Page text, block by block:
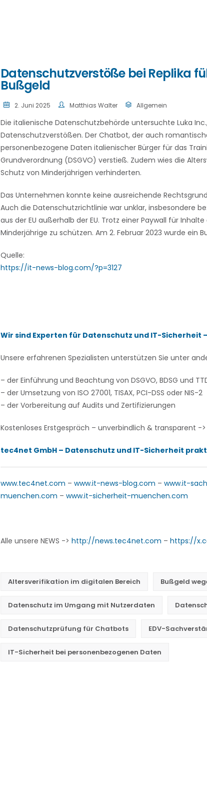
Datenschutzverstöße bei Replika
Bußgeld
2. Juni 2025 Matthias Walter Allgemein
Die italienische Datenschutzbehörde untersuchte Luka
Datenschutzverstößen. Der Chatbot, der auch
personenbezogene Daten italienischer Bürger für das
Grundverordnung (DSGVO) verstieß. Zudem wies die
Schutz von Minderjährigen verhinderten.
Das Unternehmen konnte keine ausreichende
Auch die Datenschutzrichtlinie war unklar, insbesondere
aus der EU außerhalb der EU. Trotz einer Paywall für
Minderjährige zu schützen. Am 2. Februar 2023 wurde ein
Quelle:
https://it-news-blog.com/?p=3127
Wir sind Experten für Datenschutz und IT-Sicherheit
Unsere erfahrenen Spezialisten unterstützen Sie unter
– der Einführung und Beachtung von DSGVO, BDSG und
– der Umsetzung von ISO 27001, TISAX, PCI-DSS oder NIS-2
– der Vorbereitung auf Audits und Zertifizierungen
Kostenloses Erstgespräch – unverbindlich & transparent ->
tec4net GmbH – Datenschutz und IT-Sicherheit
www.tec4net.com – www.it-news-blog.com – www.it-
muenchen.com – www.it-sicherheit-muenchen.com
Alle unsere NEWS -> http://news.tec4net.com – https://
Altersverifikation im digitalen Bereich Bußgeld
Datenschutz im Umgang mit Nutzerdaten
Datenschutzprüfung für Chatbots EDV-
IT-Sicherheit bei personenbezogenen Daten